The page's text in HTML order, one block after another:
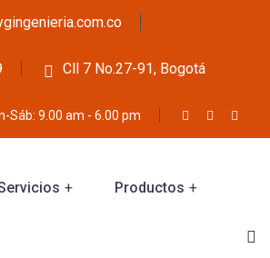
Cll 7 No.27-91, Bogotá
Sáb: 9.00 am - 6.00 pm
Productos